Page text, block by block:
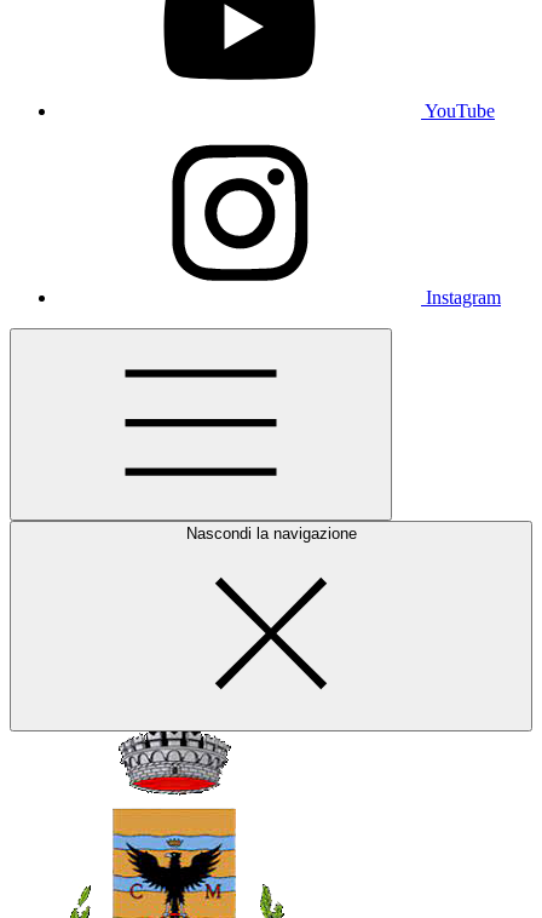
YouTube
Instagram
Nascondi la navigazione